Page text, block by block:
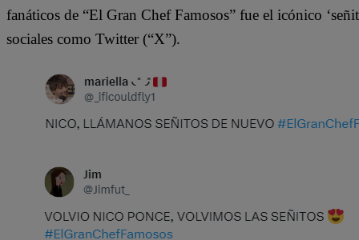
fanáticos de “El Gran Chef Famosos” fue el icónico
sociales como Twitter (“X”).